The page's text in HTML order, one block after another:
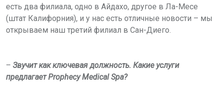
есть два филиала, одно в Айдахо, другое в Ла-Месе
(штат Калифорния), и у нас есть отличные новости – мы
открываем наш третий филиал в Сан-Диего.
– Звучит как ключевая должность. Какие услуги
предлагаетProphecy Medical Spa?